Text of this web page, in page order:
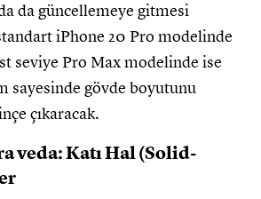
da güncellemeye gitmesi
iPhone 20 Pro modelinde
seviye Pro Max modelinde ise
sayesinde gövde boyutunu
çıkaracak.
veda: Katı Hal (Solid-